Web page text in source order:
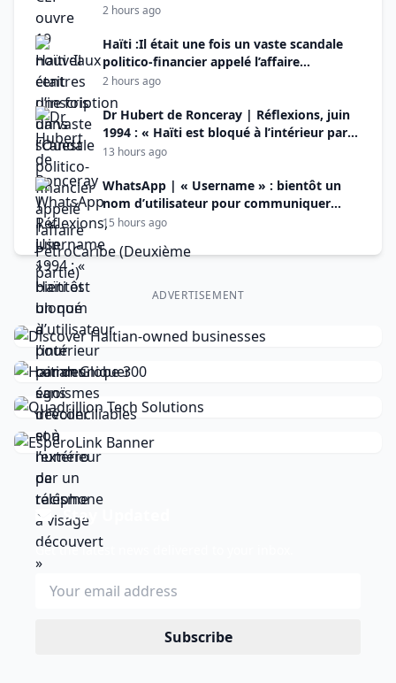
2 hours ago
Haïti :Il était une fois un vaste scandale
politico-financier appelé l’affaire
PetroCaribe (Deuxième
partie)
2 hours ago
Dr Hubert de Ronceray | Réflexions, juin
1994 : « Haïti est bloqué à l’intérieur par
des égoïsmes irréconciliables et à
découvert »
13 hours ago
WhatsApp | « Username » : bientôt un
nom d’utilisateur pour communiquer
sans dévoiler son numéro de téléphone
15 hours ago
ADVERTISEMENT
Stay Updated
Get the latest news delivered to your inbox.
Subscribe